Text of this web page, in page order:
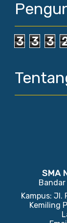
3 3 3
SMA
Kampus: Jl.
Kemiling